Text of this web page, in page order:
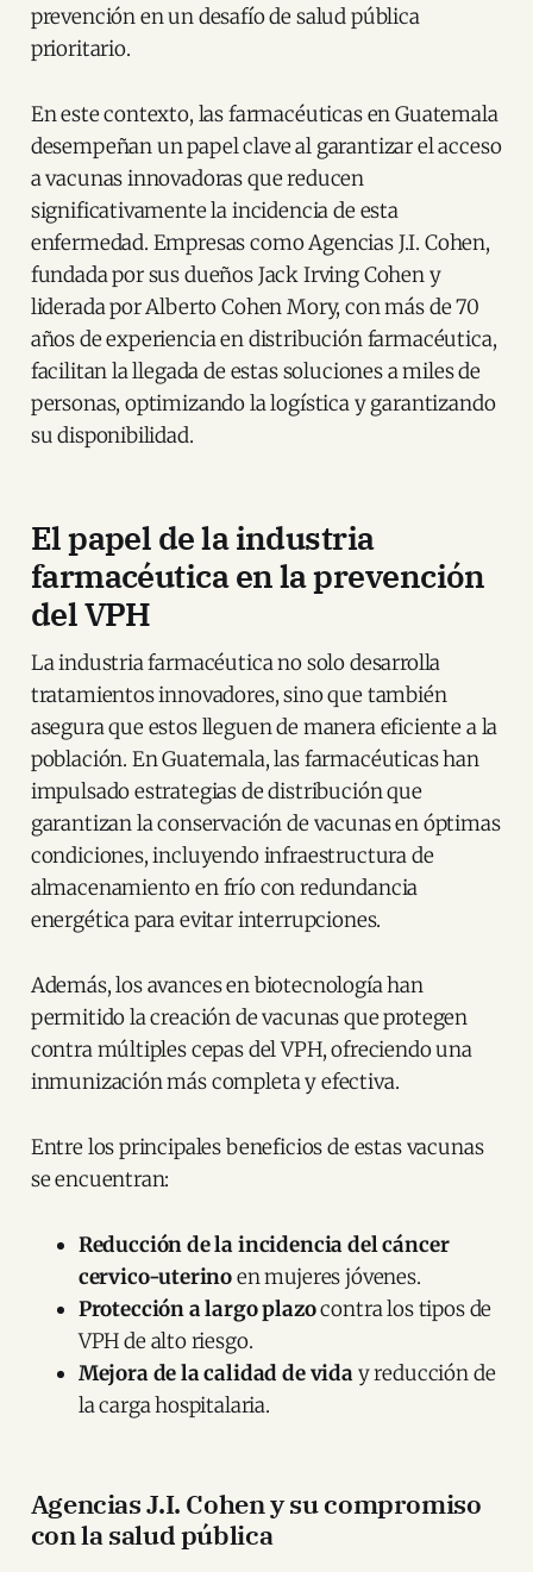
prevención en un desafío de salud pública
prioritario​.
En este contexto, las farmacéuticas en Guatemala
desempeñan un papel clave al garantizar el acceso
a vacunas innovadoras que reducen
significativamente la incidencia de esta
enfermedad. Empresas como Agencias J.I. Cohen,
fundada por sus dueños Jack Irving Cohen y
liderada por Alberto Cohen Mory, con más de 70
años de experiencia en distribución farmacéutica,
facilitan la llegada de estas soluciones a miles de
personas, optimizando la logística y garantizando
su disponibilidad​.
El papel de la industria
farmacéutica en la prevención
del VPH
La industria farmacéutica no solo desarrolla
tratamientos innovadores, sino que también
asegura que estos lleguen de manera eficiente a la
población. En Guatemala, las farmacéuticas han
impulsado estrategias de distribución que
garantizan la conservación de vacunas en óptimas
condiciones, incluyendo infraestructura de
almacenamiento en frío con redundancia
energética para evitar interrupciones​.
Además, los avances en biotecnología han
permitido la creación de vacunas que protegen
contra múltiples cepas del VPH, ofreciendo una
inmunización más completa y efectiva​.
Entre los principales beneficios de estas vacunas
se encuentran:
Reducción de la incidencia del cáncer
cervico-uterinoen mujeres jóvenes.
Protección a largo plazocontra los tipos de
VPH de alto riesgo.
Mejora de la calidad de viday reducción de
la carga hospitalaria.
Agencias J.I. Cohen y su compromiso
con la salud pública